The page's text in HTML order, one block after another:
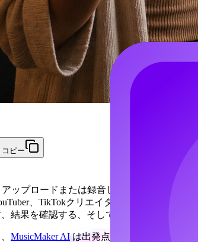
コピー
ップロードまたは録音した音声を、フル
、TikTokクリエイター、カバー制作
結果を確認する、そしてそのアイデアを
MusicMaker AIは出発点として有用なプラ